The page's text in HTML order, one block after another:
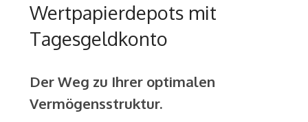
Wertpapierdepots mit
Tagesgeldkonto
Der Weg zu Ihrer optimalen
Vermögensstruktur.